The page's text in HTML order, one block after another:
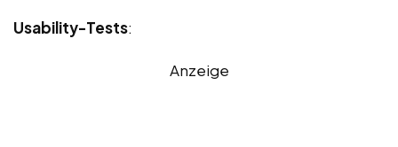
Usability-Tests:
Anzeige